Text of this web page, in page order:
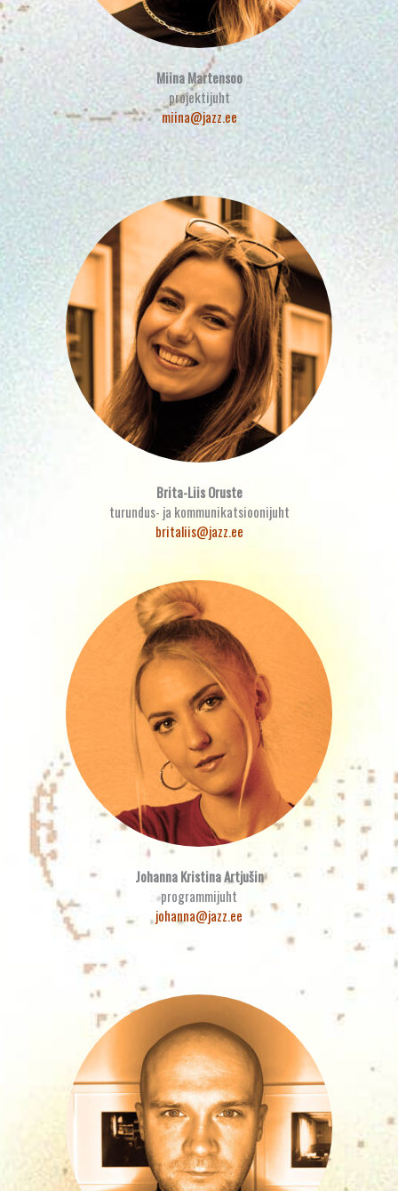
Miina Martensoo
projektijuht
miina@jazz.ee
Brita-Liis Oruste
turundus- ja kommunikatsioonijuht
britaliis@jazz.ee
Johanna Kristina Artjušin
programmijuht
johanna@jazz.ee